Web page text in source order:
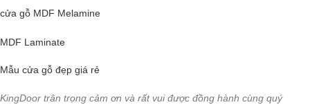
cửa gỗ MDF Melamine
MDF Laminate
Mẫu cửa gỗ đẹp giá rẻ
KingDoor trân trọng cảm ơn và rất vui được đồng hành cùng quý